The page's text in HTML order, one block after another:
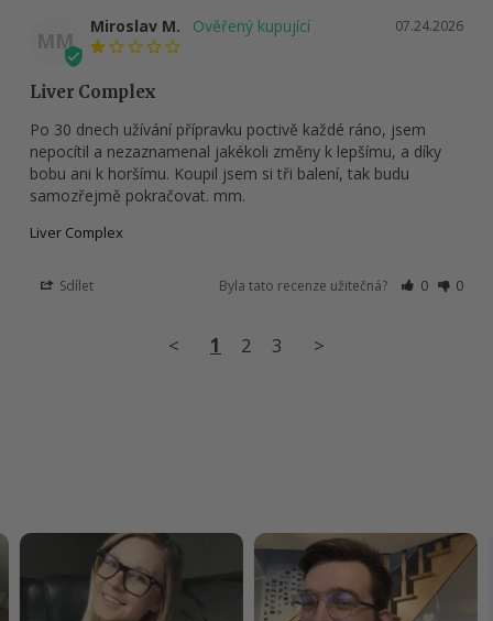
MM
07.24.2026
Miroslav M.
Liver Complex
Po 30 dnech užívání přípravku poctivě každé ráno, jsem
nepocítil a nezaznamenal jakékoli změny k lepšímu, a díky
bobu ani k horšímu. Koupil jsem si tři balení, tak budu
samozřejmě pokračovat. mm.
Liver Complex
Sdílet Byla tato recenze užitečná? 0 0
< 1 2 3 >